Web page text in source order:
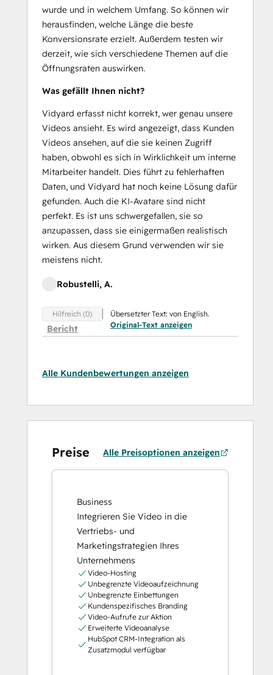
wurde und in welchem Umfang. So können wir
herausfinden, welche Länge die beste
Konversionsrate erzielt. Außerdem testen wir
derzeit, wie sich verschiedene Themen auf die
Öffnungsraten auswirken.
Was gefällt Ihnen nicht?
Vidyard erfasst nicht korrekt, wer genau unsere
Videos ansieht. Es wird angezeigt, dass Kunden
Videos ansehen, auf die sie keinen Zugriff
haben, obwohl es sich in Wirklichkeit um interne
Mitarbeiter handelt. Dies führt zu fehlerhaften
Daten, und Vidyard hat noch keine Lösung dafür
gefunden. Auch die KI-Avatare sind nicht
perfekt. Es ist uns schwergefallen, sie so
anzupassen, dass sie einigermaßen realistisch
wirken. Aus diesem Grund verwenden wir sie
meistens nicht.
Robustelli, A.
Hilfreich (0)
Bericht
Übersetzter Text: von English.
Original-Text anzeigen
Alle Kundenbewertungen anzeigen
Preise Alle Preisoptionen anzeigen
Business
Integrieren Sie Video in die
Vertriebs- und
Marketingstrategien Ihres
Unternehmens
Video-Hosting
Unbegrenzte Videoaufzeichnung
Unbegrenzte Einbettungen
Kundenspezifisches Branding
Video-Aufrufe zur Aktion
Erweiterte Videoanalyse
HubSpot CRM-Integration als
Zusatzmodul verfügbar